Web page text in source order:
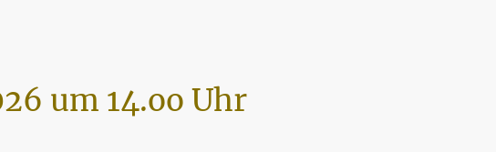
um 14.oo Uhr